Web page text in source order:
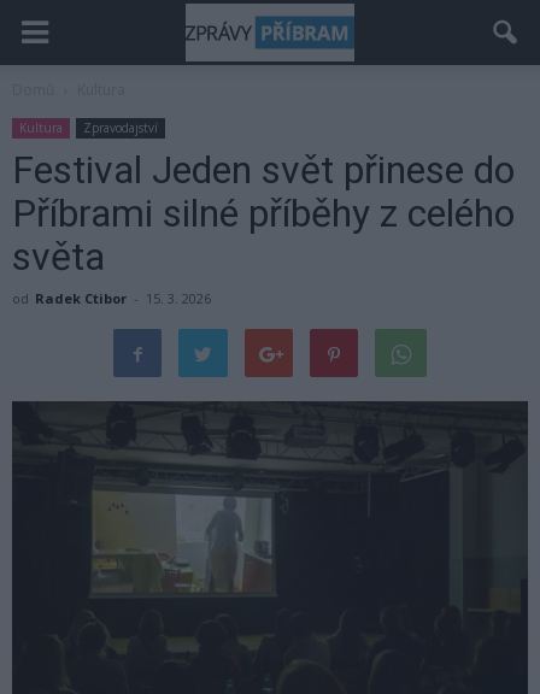
Kultura Zpravodajství
Festival Jeden svět přinese do
Příbrami silné příběhy z celého
světa
od Radek Ctibor - 15. 3. 2026